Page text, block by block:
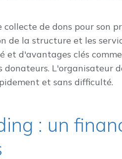
de dons pour son
de la structure et les
et d'avantages clés
donateurs. L'organisateur
et sans difficulté.
: un